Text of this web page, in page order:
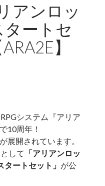
アンロッ
タートセ
】
システム『アリア
10周年！
展開されています。
して 「アリアンロッ
タートセット」 が公